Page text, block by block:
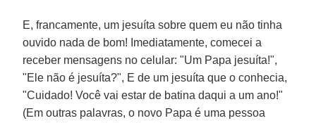
E, francamente, um jesuíta sobre quem eu não tinha
ouvido nada de bom! Imediatamente, comecei a
receber mensagens no celular: "Um Papa jesuíta!",
"Ele não é jesuíta?", E de um jesuíta que o conhecia,
"Cuidado! Você vai estar de batina daqui a um ano!"
(Em outras palavras, o novo Papa é uma pessoa